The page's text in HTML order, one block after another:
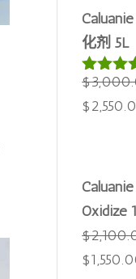
化剂 5L
评分
&sol;
$
原
$
Oxidize
$
原
$